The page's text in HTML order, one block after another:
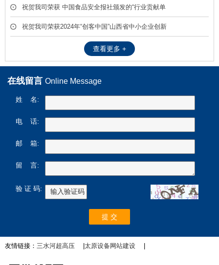
后创新创业成果展
祝贺我司荣获 中国食品安全报社颁发的“行业贡献单
位” 荣誉称号
祝贺我司荣获2024年“创客中国”山西省中小企业创新
查看更多 +
在线留言 Online Message
姓 名:
电 话:
邮 箱:
留 言:
验 证 码:
友情链接： 三水河超高压 |太原设备网站建设 |